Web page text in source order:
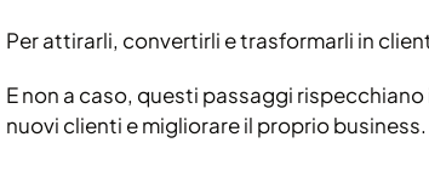
Per attirarli, convertirli e trasformarli in
E non a caso, questi passaggi
nuovi clienti e migliorare il proprio business.